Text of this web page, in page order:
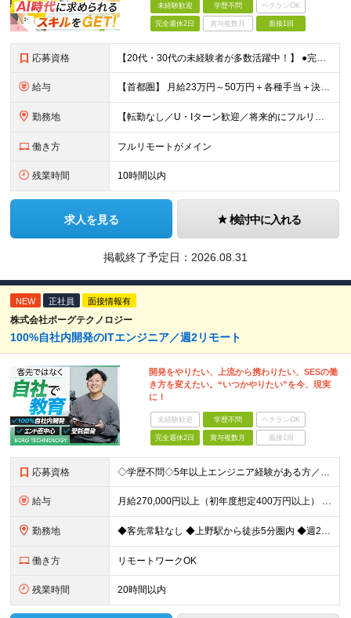
未経験歓迎 学歴不問 ベテランOK
完全週休2日 賞与複数月 面接1回
応募資格 【20代・30代の未経験者が多数活躍中！】 ●完全未経験、第二新卒、既卒、フリーターの方大歓迎！ ●学歴・職歴・転職回数・ブランク一切不問 ※34歳までの方（若年層の長期キャリア形成を図るため） ★
給与 【首都圏】 月給23万円～50万円＋各種手当＋決算賞与 【大阪】 月給22万円～50万円＋各種手当＋決算賞与 【愛知】 月給21.5万円～50万円＋各種手当＋決算賞与 【福岡・宮城】 月給20万
勤務地 【転勤なし／U・Iターン歓迎／将来的にフルリモートOK】 本社（新宿区）、大阪支店、名古屋支店または東京都・神奈川県・千葉県・埼玉県・愛知県・大阪府・福岡県をはじめ、全国のプロジェクト先 ※ご希望を
働き方 フルリモートがメイン
残業時間 10時間以内
求人を見る 検討中に入れる
掲載終了予定日： 2026.08.31
NEW 正社員 面接情報有
株式会社ボーグテクノロジー
100%自社内開発のITエンジニア／週2リモート
開発をやりたい、上流から携わりたい、SESの働
き方を変えたい。“いつかやりたい”を今、現実
に！
未経験歓迎 学歴不問 ベテランOK
完全週休2日 賞与複数月 面接1回
応募資格 ◇学歴不問◇5年以上エンジニア経験がある方／人柄重視の採用です 必須条件―MUST― ■5年以上エンジニア経験がある方 ■C#、Java、Node.js、VB.NETを使った実務経験がある方 《
給与 月給270,000円以上（初年度想定400万円以上） ※ご経験やスキル、前職給等を考慮して給与額を決定します。 ※試用期間は3ヶ月間となります。期間中の待遇に変更はありません。 ★社員の昇給率はほ
勤務地 ◆客先常駐なし ◆上野駅から徒歩5分圏内 ◆週2回のリモートワーク実施中 ◆転勤なし 上野の各オフィスでの勤務となります。 ￣￣￣￣￣￣￣￣￣￣￣￣￣￣￣￣￣ ＜本社＞ 東京都台東区上野7-2-8
働き方 リモートワークOK
残業時間 20時間以内